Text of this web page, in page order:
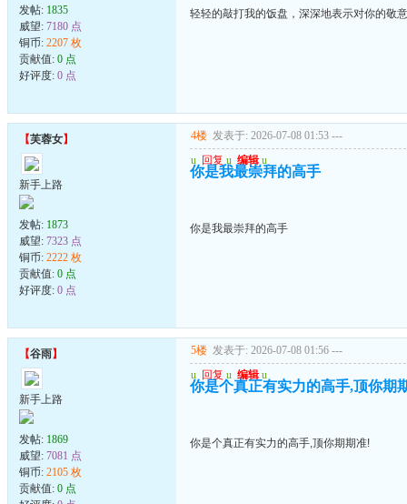
发帖: 1835
威望: 7180 点
铜币: 2207 枚
贡献值: 0 点
好评度: 0 点
轻轻的敲打我的饭盘，深深地表示对你的敬
【芙蓉女】
新手上路
发帖: 1873
威望: 7323 点
铜币: 2222 枚
贡献值: 0 点
好评度: 0 点
4楼 发表于: 2026-07-08 01:53 ---
u 回复 u 编辑 u
你是我最崇拜的高手
你是我最崇拜的高手
【谷雨】
新手上路
发帖: 1869
威望: 7081 点
铜币: 2105 枚
贡献值: 0 点
5楼 发表于: 2026-07-08 01:56 ---
u 回复 u 编辑 u
你是个真正有实力的高手,顶你期
你是个真正有实力的高手,顶你期期准!